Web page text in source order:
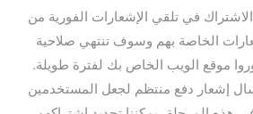
في تلقي الإشعارات الفورية من
الخاصة بهم وسوف تنتهي صلاحية
موقع الويب الخاص بك لفترة طويلة.
إشعار دفع منتظم لجعل المستخدمين